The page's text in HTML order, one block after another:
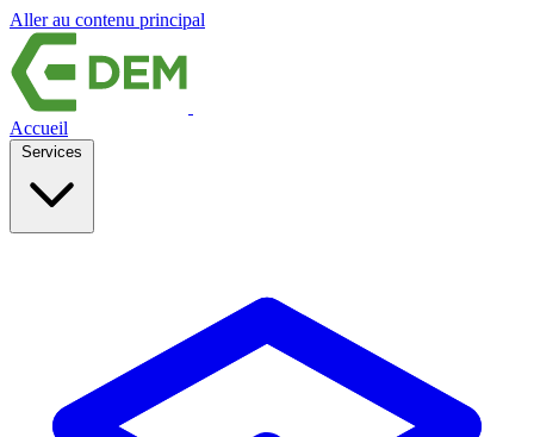
Aller au contenu principal
Accueil
Services